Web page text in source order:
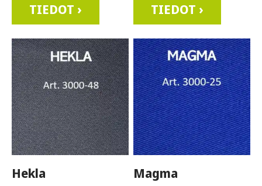
TIEDOT › TIEDOT ›
Hekla Magma